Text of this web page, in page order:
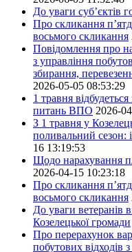
До уваги суб’єктів
Про скликання
восьмого скликання
Повідомлення про
з управління
збирання,
2026-05-05 08:53:29
1 травня
питань ВПО 2026-
З 1 травня у
поливальний сезон:
16 13:19:53
Щодо нарахування
2026-04-15 10:23:18
Про скликання
восьмого скликання
До уваги ветеранів
Козелецької громади
Про перерахунок
побутових відходів